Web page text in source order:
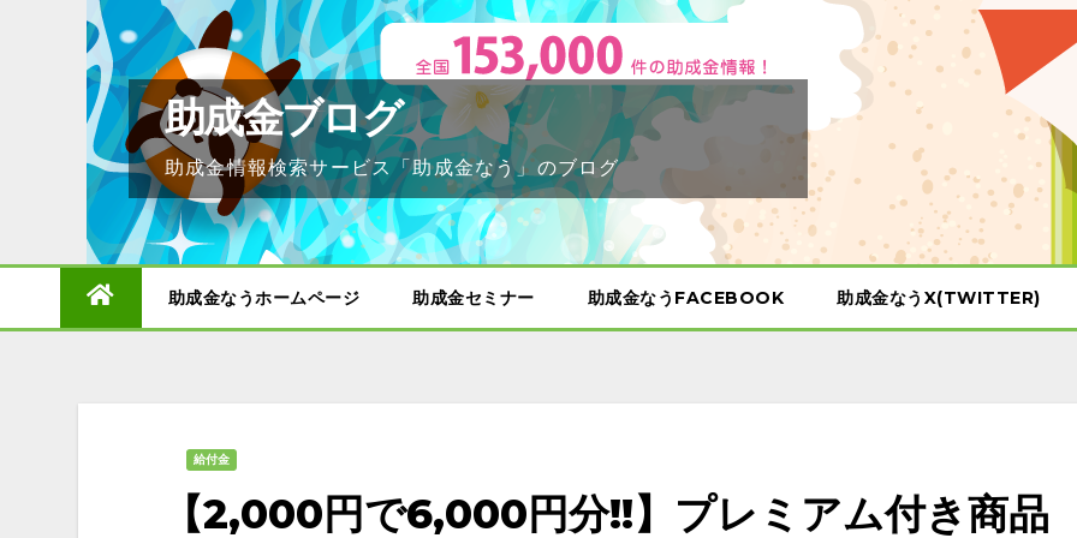
助成金ブログ
助成金情報検索サービス「助成金なう」のブログ
助成金なうホームページ 助成金セミナー 助成金なうFACEBOOK 助成金なうX(TWITTER)
給付金
【2,000円で6,000円分!!】プレミアム付き商品